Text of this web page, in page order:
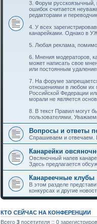
3. Форум русскоязычный,
ошибок считается
редакторами и
4. У всех
канарейками. Однако в
5. Любая реклама, помимо
6. Мнения модераторов,
может написать свое
или постоянным
7. На форуме
отношениями в любом их
Российской Федерации
морали не является
8. В текст Правил могут
пользователями.
Вопросы и ответы
Спрашиваем и отвечаем.
Канарейки
Овсяночный напев
Здесь предлагается
Канареечные клубы
В этом разделе
конкурсах и другие
КТО СЕЙЧАС НА КОНФЕРЕНЦИИ
Всего 3 посетителя :: 0